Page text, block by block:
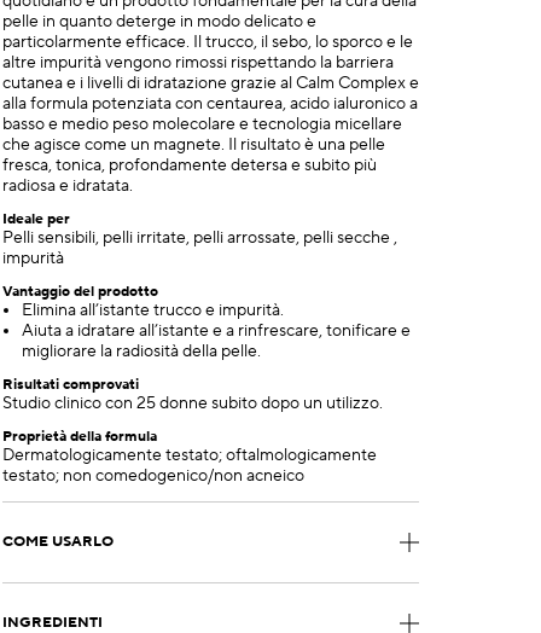
pelle in quanto deterge in modo delicato e
particolarmente efficace. Il trucco, il sebo, lo sporco e le
altre impurità vengono rimossi rispettando la barriera
cutanea e i livelli di idratazione grazie al Calm Complex e
alla formula potenziata con centaurea, acido ialuronico a
basso e medio peso molecolare e tecnologia micellare
che agisce come un magnete. Il risultato è una pelle
fresca, tonica, profondamente detersa e subito più
radiosa e idratata.
Ideale per
Pelli sensibili, pelli irritate, pelli arrossate, pelli secche ,
impurità
Vantaggio del prodotto
Elimina all’istante trucco e impurità.
Aiuta a idratare all’istante e a rinfrescare, tonificare e
migliorare la radiosità della pelle.
Risultati comprovati
Studio clinico con 25 donne subito dopo un utilizzo.
Proprietà della formula
Dermatologicamente testato; oftalmologicamente
testato; non comedogenico/non acneico
COME USARLO
INGREDIENTI